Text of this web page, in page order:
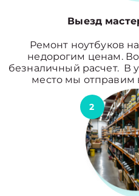
Выезд
Ремонт ноутбуков
недорогим ценам.
безналичный расчет. В
место мы отправим
2